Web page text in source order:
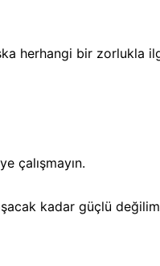
herhangi bir zorlukla
çalışmayın.
kadar güçlü